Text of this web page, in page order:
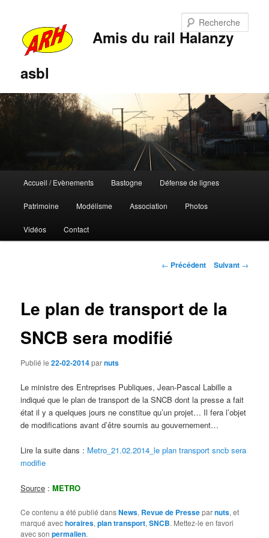
Amis du rail Halanzy
asbl
principal
Aller
au
contenu
Aller
au
contenu
Accueil / Evènements Bastogne Défense de lignes
Patrimoine Modélisme Association Photos
Vidéos Contact
Navigation
← Précédent Suivant →
Le plan de transport de la
SNCB sera modifié
Publié le22-02-2014parnuts
Le ministre des Entreprises Publiques, Jean-Pascal Labille a
indiqué que le plan de transport de la SNCB dont la presse a fait
état il y a quelques jours ne constitue qu’un projet… Il fera l’objet
de modifications avant d’être soumis au gouvernement…
Lire la suite dans : Metro_21.02.2014_le plan transport sncb sera
modifie
Source :METRO
Ce contenu a été publié dansNews, Revue de Presseparnuts, et
marqué avechoraires,plan transport,SNCB. Mettez-le en favori
avec sonpermalien.